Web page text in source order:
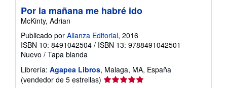
Por la mañana me habré ido
McKinty, Adrian
Publicado por Alianza Editorial, 2016
ISBN 10: 8491042504 / ISBN 13: 9788491042501
Nuevo / Tapa blanda
Librería: Agapea Libros, Malaga, MA, España
(vendedor de 5 estrellas) Calificación